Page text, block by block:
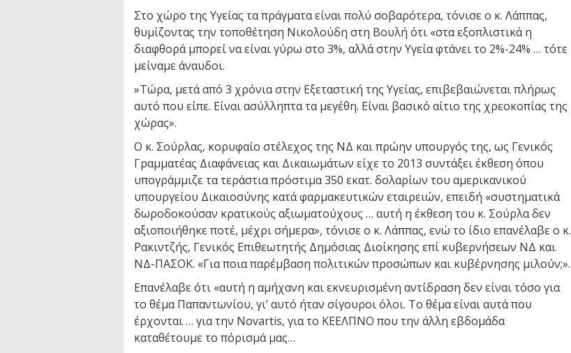
Στο χώρο της Υγείας τα πράγματα είναι πολύ σοβαρότερα, τόνισε ο κ. Λάππας,
θυμίζοντας την τοποθέτηση Νικολούδη στη Βουλή ότι «στα εξοπλιστικά η
διαφθορά μπορεί να είναι γύρω στο 3%, αλλά στην Υγεία φτάνει το 2%-24% … τότε
μείναμε άναυδοι.
»Τώρα, μετά από 3 χρόνια στην Εξεταστική της Υγείας, επιβεβαιώνεται πλήρως
αυτό που είπε. Είναι ασύλληπτα τα μεγέθη. Είναι βασικό αίτιο της χρεοκοπίας της
χώρας».
Ο κ. Σούρλας, κορυφαίο στέλεχος της ΝΔ και πρώην υπουργός της, ως Γενικός
Γραμματέας Διαφάνειας και Δικαιωμάτων είχε το 2013 συντάξει έκθεση όπου
υπογράμμιζε τα τεράστια πρόστιμα 350 εκατ. δολαρίων του αμερικανικού
υπουργείου Δικαιοσύνης κατά φαρμακευτικών εταιρειών, επειδή «συστηματικά
δωροδοκούσαν κρατικούς αξιωματούχους … αυτή η έκθεση του κ. Σούρλα δεν
αξιοποιήθηκε ποτέ, μέχρι σήμερα», τόνισε ο κ. Λάππας, ενώ το ίδιο επανέλαβε ο κ.
Ρακιντζής, Γενικός Επιθεωτητής Δημόσιας Διοίκησης επί κυβερνήσεων ΝΔ και
ΝΔ-ΠΑΣΟΚ. «Για ποια παρέμβαση πολιτικών προσώπων και κυβέρνησης μιλούν;».
Επανέλαβε ότι «αυτή η αμήχανη και εκνευρισμένη αντίδραση δεν είναι τόσο για
το θέμα Παπαντωνίου, γι’ αυτό ήταν σίγουροι όλοι. Το θέμα είναι αυτά που
έρχονται … για την Novartis, για το ΚΕΕΛΠΝΟ που την άλλη εβδομάδα
καταθέτουμε το πόρισμά μας…